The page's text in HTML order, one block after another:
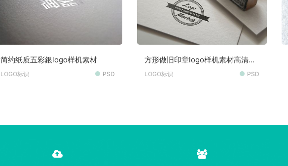
简约纸质五彩銀logo样机素材
LOGO标识 PSD
方形做旧印章logo样机素材高清图
素材
LOGO标识 PSD